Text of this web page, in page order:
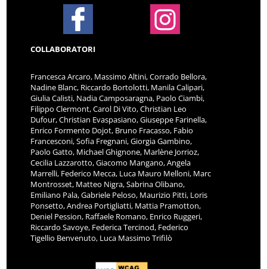
COLLABORATORI
Francesca Arcaro, Massimo Altini, Corrado Bellora,
Nadine Blanc, Riccardo Bortolotti, Manila Calipari,
Giulia Calisti, Nadia Camposaragna, Paolo Ciambi,
Filippo Clermont, Carol Di Vito, Christian Leo
Dufour, Christian Evaspasiano, Giuseppe Farinella,
Enrico Formento Dojot, Bruno Fracasso, Fabio
Francesconi, Sofia Fregnani, Giorgia Gambino,
Paolo Gatto, Michael Ghignone, Marlène Jorrioz,
Cecilia Lazzarotto, Giacomo Mangano, Angela
Marrelli, Federico Mecca, Luca Mauro Melloni, Marc
Montrosset, Matteo Nigra, Sabrina Olibano,
Emiliano Pala, Gabriele Peloso, Maurizio Pitti, Loris
Ponsetto, Andrea Portigliatti, Mattia Pramotton,
Deniel Pession, Raffaele Romano, Enrico Ruggeri,
Riccardo Savoye, Federica Tercinod, Federico
Tigellio Benvenuto, Luca Massimo Trifilò